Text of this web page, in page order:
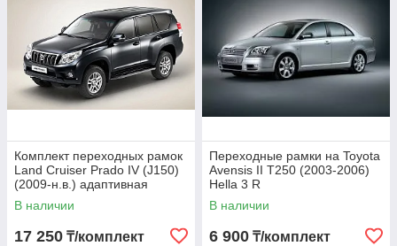
Комплект переходных рамок
Land Cruiser Prado IV (J150)
(2009-н.в.) адаптивная
сиcтема Hella 3R
В наличии
17 250 ₸/комплект
Переходные рамки на Toyota
Avensis II T250 (2003-2006)
Hella 3 R
В наличии
6 900 ₸/комплект